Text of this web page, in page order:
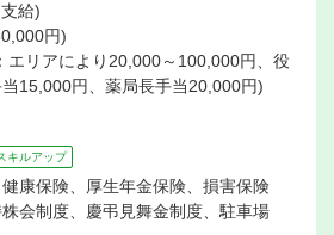
給)
円)
エリアにより20,000～100,000円、役
15,000円、薬局長手当20,000円)
キルアップ
康保険、厚生年金保険、損害保険
会制度、慶弔見舞金制度、駐車場